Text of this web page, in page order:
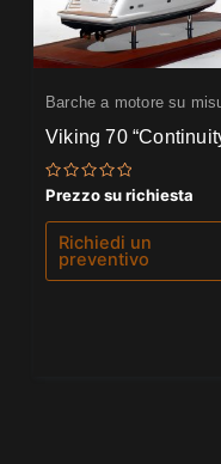
Barche a motore su
Viking 70
Valutato
0
su
Prezzo su richiesta
Richiedi un
preventivo